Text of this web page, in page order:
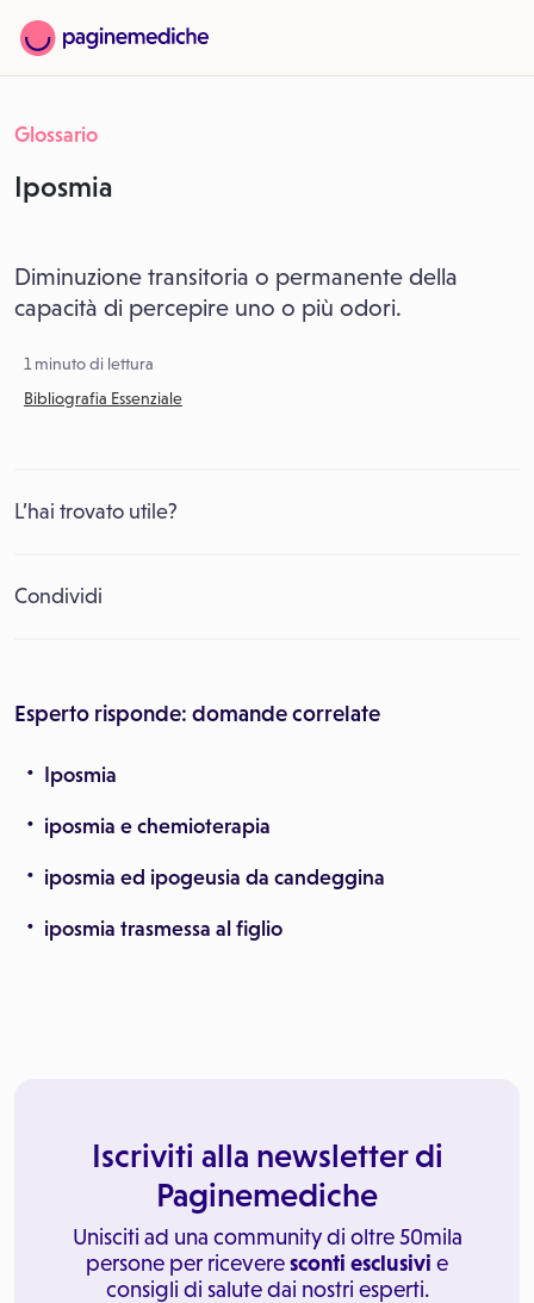
Glossario
Iposmia
Diminuzione transitoria o permanente della
capacità di percepire uno o più odori.
1 minuto di lettura
Bibliografia Essenziale
L’hai trovato utile?
Condividi
Esperto risponde: domande correlate
Iposmia
iposmia e chemioterapia
iposmia ed ipogeusia da candeggina
iposmia trasmessa al figlio
Iscriviti alla newsletter di
Paginemediche
Unisciti ad una community di oltre 50mila
persone per riceveresconti esclusivi e
consigli di salute dai nostri esperti.